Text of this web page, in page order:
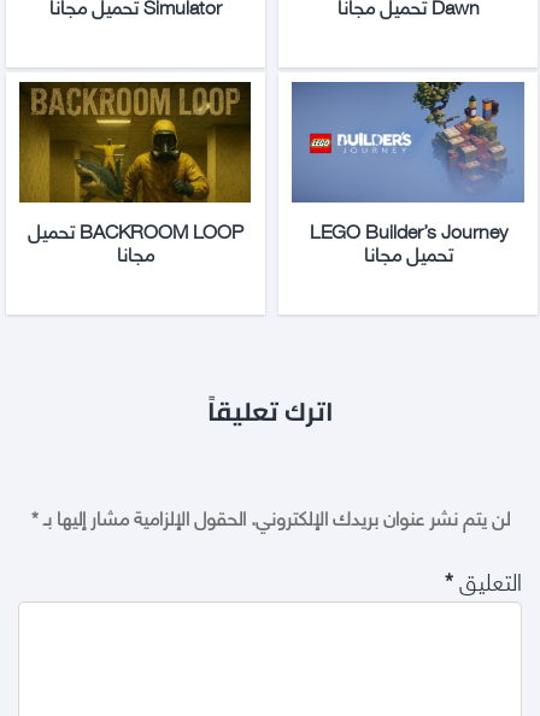
LEGO Builder’s Journey
تحميل مجانا
BACKROOM LOOP تحميل
مجانا
اترك تعليقاً
لن يتم نشر عنوان بريدك الإلكتروني.الحقول الإلزامية مشار إليها بـ*
التعليق*